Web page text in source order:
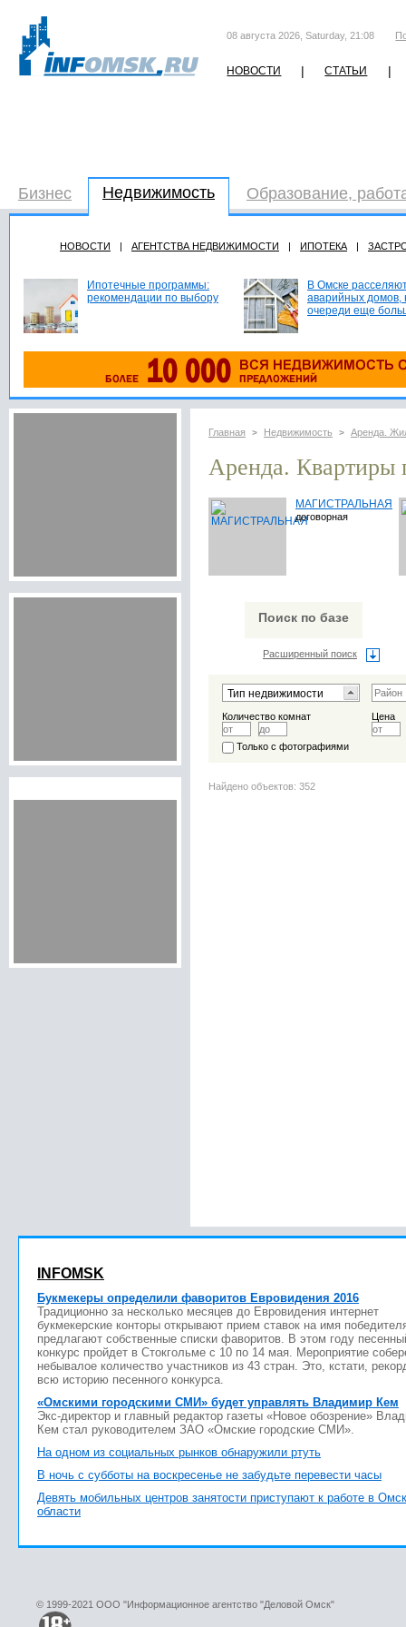
08 августа 2026, Saturday, 21:08
НОВОСТИ | СТАТЬИ |
Бизнес Недвижимость Образование,
НОВОСТИ | АГЕНТСТВА НЕДВИЖИМОСТИ | ИПОТЕКА |
Ипотечные программы:
рекомендации по выбору
В Омске
аварийных домов,
очереди еще
Главная > Недвижимость > Аренда.
Аренда. Квартиры
МАГИСТРАЛЬНАЯ
договорная
Поиск по базе
Расширенный поиск
Количество комнат Цена
Только с фотографиями
Найдено объектов: 352
INFOMSK
Букмекеры определили фаворитов Евровидения 2016
Традиционно за несколько месяцев до Евровидения интернет
букмекерские конторы открывают прием ставок на имя
предлагают собственные списки фаворитов. В этом году
конкурс пройдет в Стокгольме с 10 по 14 мая. Мероприятие
небывалое количество участников из 43 стран. Это, кстати,
всю историю песенного конкурса.
«Омскими городскими СМИ» будет управлять Владимир Кем
Экс-директор и главный редактор газеты «Новое обозрение»
Кем стал руководителем ЗАО «Омские городские СМИ».
На одном из социальных рынков обнаружили ртуть
В ночь с субботы на воскресенье не забудьте перевести часы
Девять мобильных центров занятости приступают к работе в
области
© 1999-2021 ООО "Информационное агентство "Деловой Омск"